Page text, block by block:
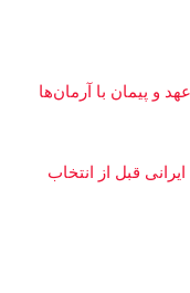
و پیمان با آرمان‌ها
قبل از انتخاب